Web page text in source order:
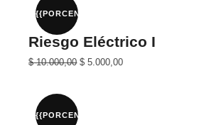
$ 25.000,00.$ 12.500,00.
{{PORCENTAJE}}%
Riesgo Eléctrico I
El
era:
$ 20.000,00.
$10.000,00El
$ 10.000,00.
$ 5.000,00
{{PORCENTAJE}}%